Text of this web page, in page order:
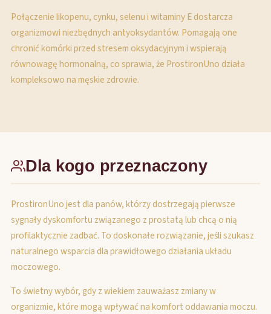
Połączenie likopenu, cynku, selenu i witaminy E dostarcza
organizmowi niezbędnych antyoksydantów. Pomagają one
chronić komórki przed stresem oksydacyjnym i wspierają
równowagę hormonalną, co sprawia, że ProstironUno działa
kompleksowo na męskie zdrowie.
Dla kogo przeznaczony
ProstironUno jest dla panów, którzy dostrzegają pierwsze
sygnały dyskomfortu związanego z prostatą lub chcą o nią
profilaktycznie zadbać. To doskonałe rozwiązanie, jeśli szukasz
naturalnego wsparcia dla prawidłowego działania układu
moczowego.
To świetny wybór, gdy z wiekiem zauważasz zmiany w
organizmie, które mogą wpływać na komfort oddawania moczu.